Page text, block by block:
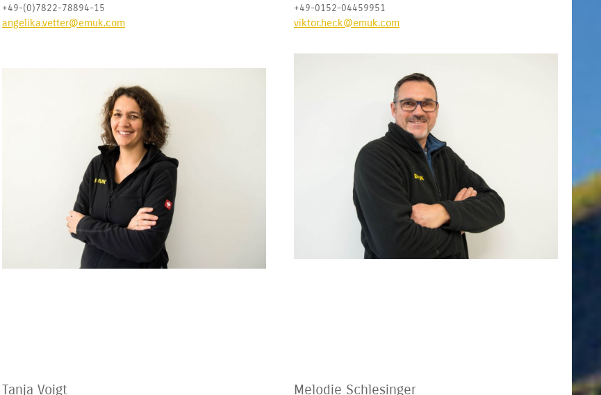
+49-(0)7822-78894-15
angelika.vetter@emuk.com
+49-0152-04459951
viktor.heck@emuk.com
Tanja Voigt Melodie Schlesinger